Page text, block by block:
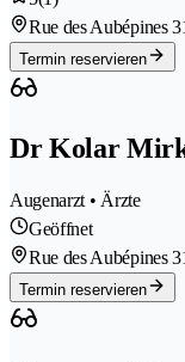
Rue des Aubépines 3
Termin reservieren
Dr Kolar
Augenarzt • Ärzte
Geöffnet
Rue des Aubépines 3
Termin reservieren